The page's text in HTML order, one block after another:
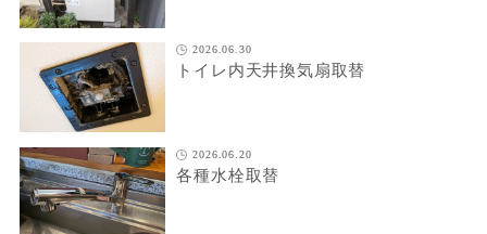
2026.06.30
トイレ内天井換気扇取替
2026.06.20
各種水栓取替